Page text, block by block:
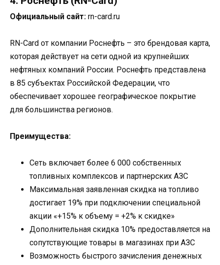
Официальный сайт: rn-card.ru
RN-Card от компании Роснефть – это брендовая карта,
которая действует на сети одной из крупнейших
нефтяных компаний России. Роснефть представлена
в 85 субъектах Российской Федерации, что
обеспечивает хорошее географическое покрытие
для большинства регионов.
Преимущества:
Сеть включает более 6 000 собственных
топливных комплексов и партнерских АЗС
Максимальная заявленная скидка на топливо
достигает 19% при подключении специальной
акции «+15% к объему = +2% к скидке»
Дополнительная скидка 10% предоставляется на
сопутствующие товары в магазинах при АЗС
Возможность быстрого зачисления денежных